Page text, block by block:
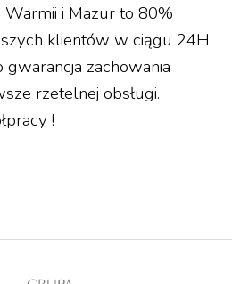
i Mazur to 80%
klientów w ciągu 24H.
gwarancja zachowania
rzetelnej obsługi.
!